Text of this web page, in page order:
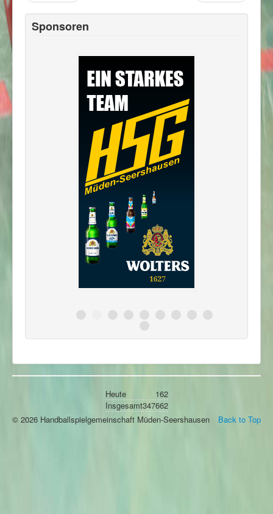
Sponsoren
Heute
162
Insgesamt347662
Back to Top
© 2026 Handballspielgemeinschaft Müden-Seershausen